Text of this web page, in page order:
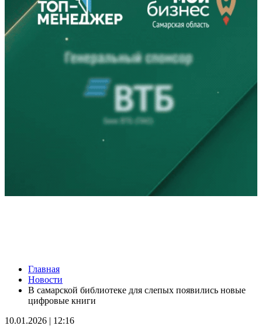
Серия магнитных бурь ожидается в Самарской области во
второй половине августа
08.08.2026 | 21:52
"Акрон" вничью сыграл с "Локомотивом" в третьем туре РПЛ
Вячеслав Федорищев поздравил "Волонтёров-медиков" с
Главная
Новости
В самарской библиотеке для слепых появились новые
цифровые книги
10.01.2026 | 12:16